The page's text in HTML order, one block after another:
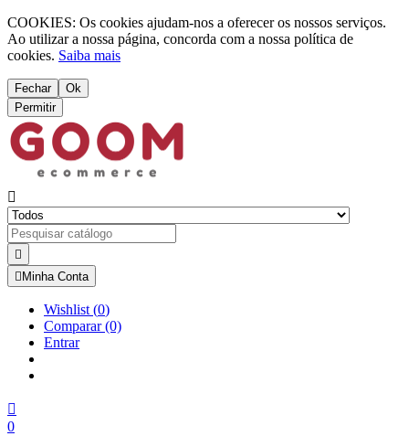
COOKIES: Os cookies ajudam-nos a oferecer os nossos serviços.
Ao utilizar a nossa página, concorda com a nossa política de
cookies. Saiba mais
Fechar
Ok
Permitir


 Minha Conta
Wishlist (0)
Comparar(0)
Entrar

0